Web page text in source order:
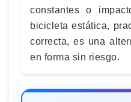
constantes o
bicicleta estática,
correcta, es una
en forma sin riesgo.